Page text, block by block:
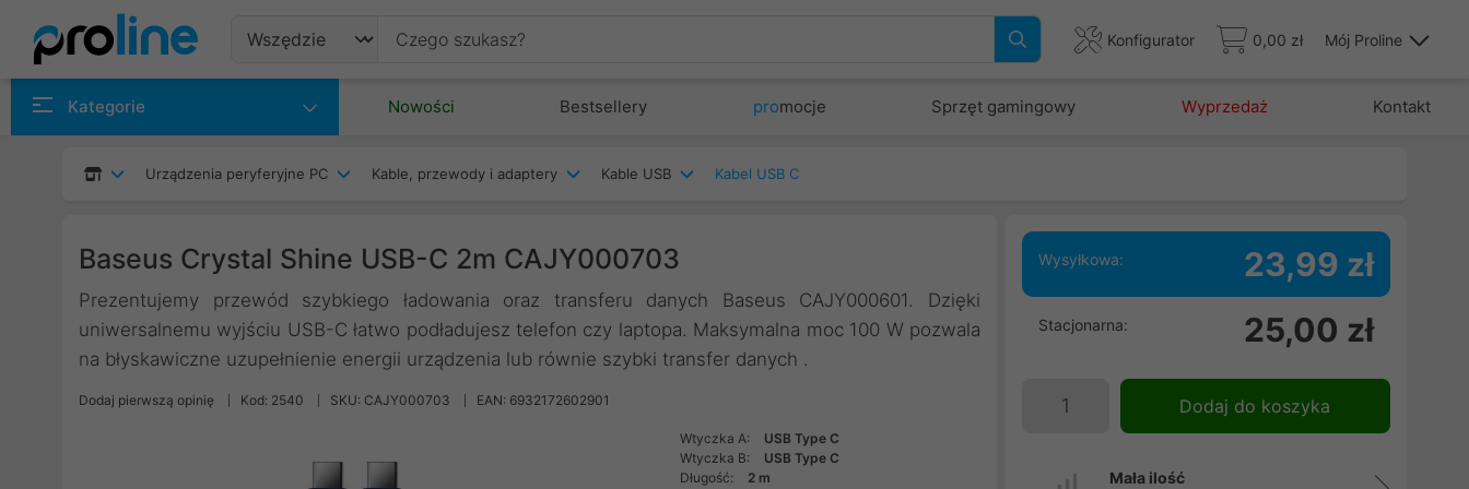
Konfigurator 0,00 zł Mój Proline
Kategorie Nowości Bestsellery promocje Sprzęt gamingowy Wyprzedaż Kontakt
Urządzenia peryferyjne PC Kable, przewody i adaptery Kable USB Kabel USB C
Baseus Crystal Shine USB-C 2m CAJY000703
Prezentujemy przewód szybkiego ładowania oraz transferu danych Baseus CAJY000601. Dzięki
uniwersalnemu wyjściu USB-C łatwo podładujesz telefon czy laptopa. Maksymalna moc 100 W pozwala
na błyskawiczne uzupełnienie energii urządzenia lub równie szybki transfer danych .
Dodaj pierwszą opinię Kod: 2540 SKU: CAJY000703 EAN: 6932172602901
Wtyczka A:
USB Type C
Wtyczka B:
USB Type C
Długość:
2 m
Wysyłkowa: 23,99 zł
Stacjonarna: 25,00 zł
Dodaj do koszyka
Mała ilość